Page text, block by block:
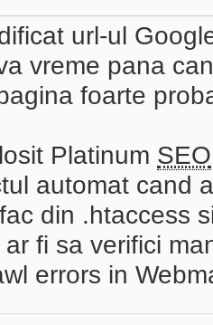
url-ul
vreme pana
foarte
Platinum SEO
automat cand
din .htaccess
fi sa verifici
errors in